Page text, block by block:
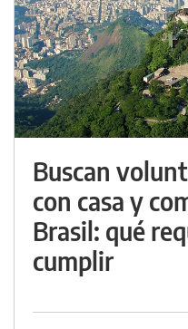
Buscan
con casa y
Brasil: qué
cumplir